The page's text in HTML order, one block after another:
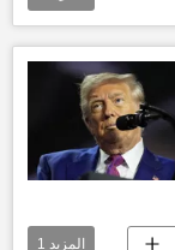
المزيد 1